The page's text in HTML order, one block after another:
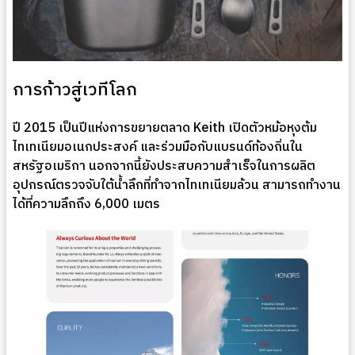
การก้าวสู่เวทีโลก
ปี 2015 เป็นปีแห่งการขยายตลาด Keith เปิดตัวหม้อหุงต้ม
ไทเทเนียมอเนกประสงค์ และร่วมมือกับแบรนด์ท้องถิ่นใน
สหรัฐอเมริกา นอกจากนี้ยังประสบความสำเร็จในการผลิต
อุปกรณ์ตรวจจับใต้น้ำลึกที่ทำจากไทเทเนียมล้วน สามารถทำงาน
ได้ที่ความลึกถึง 6,000 เมตร